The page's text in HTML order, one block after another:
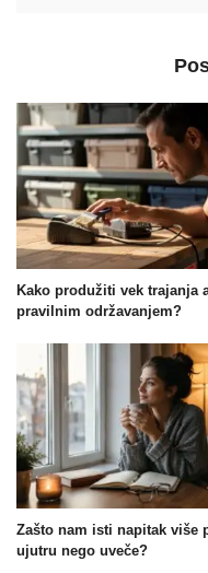
Kako produžiti vek trajanja
pravilnim održavanjem?
Zašto nam isti napitak više
ujutru nego uveče?